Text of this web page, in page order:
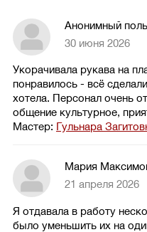
Анонимный
30 июня 2026
Укорачивала рукава на
понравилось - всё
хотела. Персонал очень
общение культурное,
Мастер: Гульнара
Мария
21 апреля 2026
Я отдавала в работу
было уменьшить их на